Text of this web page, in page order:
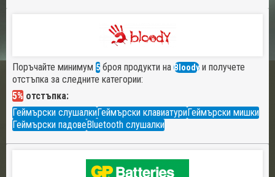
Поръчайте минимум 5 броя продукти на Bloody и получете
отстъпка за следните категории:
5% отстъпка:
Геймърски слушалкиГеймърски клавиатуриГеймърски мишки
Геймърски падовеBluetooth слушалки